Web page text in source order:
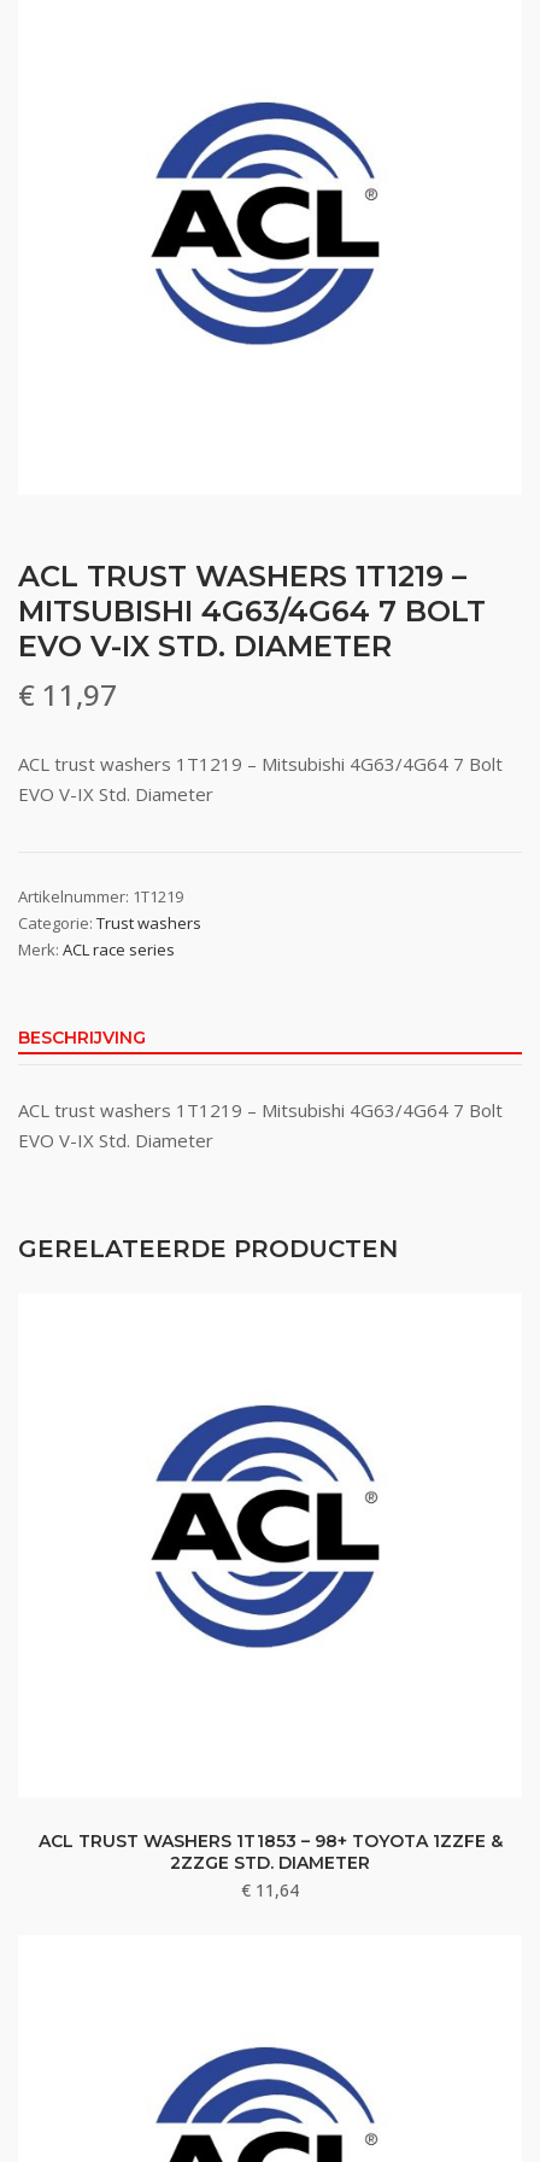
ACL TRUST WASHERS 1T1219 –
MITSUBISHI 4G63/4G64 7 BOLT
EVO V-IX STD. DIAMETER
€ 11,97
ACL trust washers 1T1219 – Mitsubishi 4G63/4G64 7 Bolt
EVO V-IX Std. Diameter
Artikelnummer: 1T1219
Categorie: Trust washers
Merk: ACL race series
BESCHRIJVING
ACL trust washers 1T1219 – Mitsubishi 4G63/4G64 7 Bolt
EVO V-IX Std. Diameter
GERELATEERDE PRODUCTEN
ACL TRUST WASHERS 1T1853 – 98+ TOYOTA 1ZZFE &
2ZZGE STD. DIAMETER
€ 11,64